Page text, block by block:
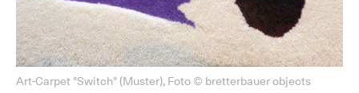
Art-Carpet "Switch" (Muster), Foto © bretterbauer objects